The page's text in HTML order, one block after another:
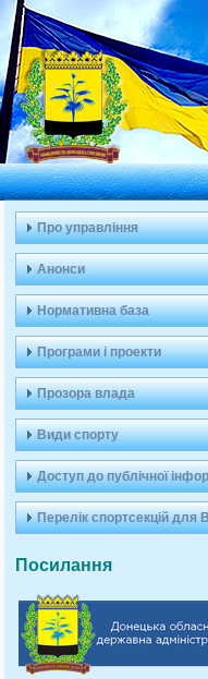
Про управління
Анонси
Нормативна база
Програми і проекти
Прозора влада
Види спорту
Доступ до публічної
Перелік спортсекцій для
Посилання